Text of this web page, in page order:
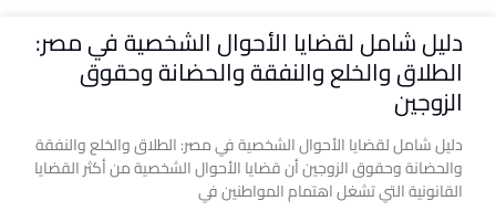
دليل شامل لقضايا الأحوال الشخصية في مصر:
الطلاق والخلع والنفقة والحضانة وحقوق
الزوجين
دليل شامل لقضايا الأحوال الشخصية في مصر: الطلاق والخلع والنفقة
والحضانة وحقوق الزوجين أن قضايا الأحوال الشخصية من أكثر القضايا
القانونية التي تشغل اهتمام المواطنين في